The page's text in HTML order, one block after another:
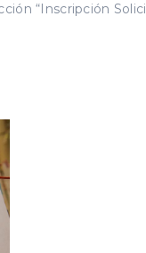
“Inscripción